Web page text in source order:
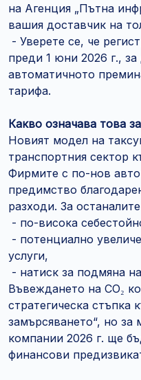
на Агенция „Пътна
вашия доставчик на
- Уверете се, че
преди 1 юни 2026 г., за
автоматичното
тарифа.
Какво означава това
Новият модел на
транспортния сектор
Фирмите с по-нов
предимство
разходи. За
- по-висока
- потенциално
услуги,
- натиск за подмяна
Въвеждането на CO₂
стратегическа
замърсяването“, но за
компании 2026 г. ще
финансови